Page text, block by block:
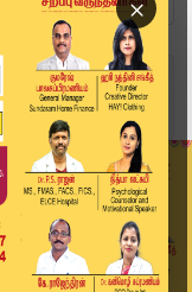
×
6 சீட்ட...